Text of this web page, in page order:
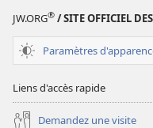
JW.ORG® / SITE OFFICIEL
Paramètres
Liens d'accès rapide
Demandez une visite